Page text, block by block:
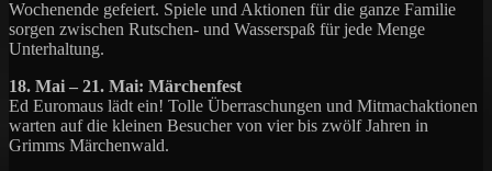
Wochenende gefeiert. Spiele und Aktionen für die ganze Familie
sorgen zwischen Rutschen- und Wasserspaß für jede Menge
Unterhaltung.
18. Mai – 21. Mai: Märchenfest
Ed Euromaus lädt ein! Tolle Überraschungen und Mitmachaktionen
warten auf die kleinen Besucher von vier bis zwölf Jahren in
Grimms Märchenwald.